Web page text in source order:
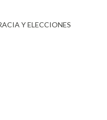
Y ELECCIONES